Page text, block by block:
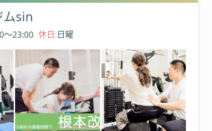
ムsin
～23:00 休日:日曜